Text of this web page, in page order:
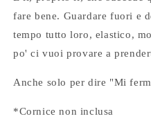
fare bene. Guardare fuori e
tempo tutto loro, elastico,
po' ci vuoi provare a
Anche solo per dire "Mi
*Cornice non inclusa